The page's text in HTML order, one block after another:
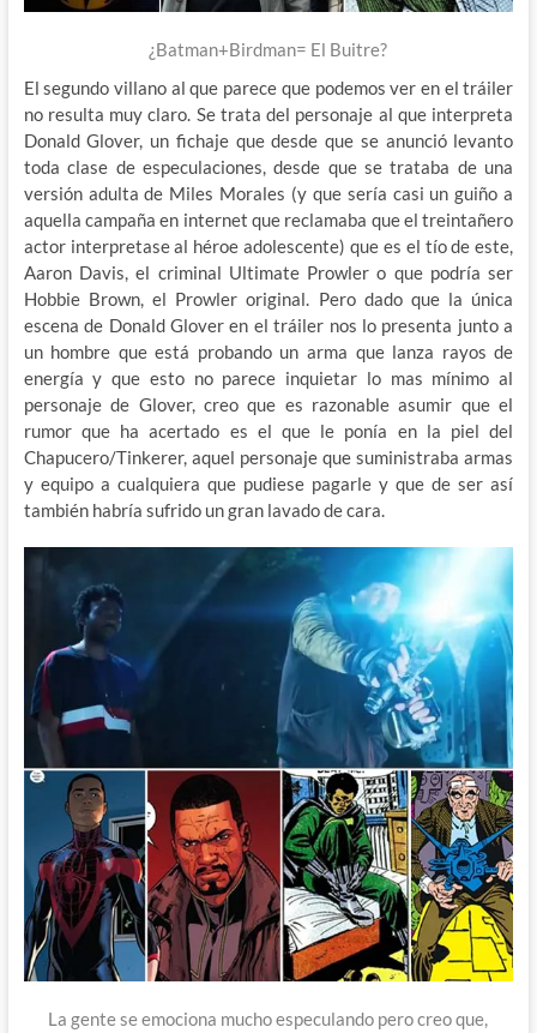
¿Batman+Birdman= El Buitre?
El segundo villano al que parece que podemos ver en el tráiler
no resulta muy claro. Se trata del personaje al que interpreta
Donald Glover, un fichaje que desde que se anunció levanto
toda clase de especulaciones, desde que se trataba de una
versión adulta de Miles Morales (y que sería casi un guiño a
aquella campaña en internet que reclamaba que el treintañero
actor interpretase al héroe adolescente) que es el tío de este,
Aaron Davis, el criminal Ultimate Prowler o que podría ser
Hobbie Brown, el Prowler original. Pero dado que la única
escena de Donald Glover en el tráiler nos lo presenta junto a
un hombre que está probando un arma que lanza rayos de
energía y que esto no parece inquietar lo mas mínimo al
personaje de Glover, creo que es razonable asumir que el
rumor que ha acertado es el que le ponía en la piel del
Chapucero/Tinkerer, aquel personaje que suministraba armas
y equipo a cualquiera que pudiese pagarle y que de ser así
también habría sufrido un gran lavado de cara.
La gente se emociona mucho especulando pero creo que,